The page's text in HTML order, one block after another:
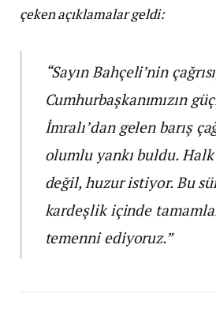
çeken açıklamalar geldi:
“Sayın Bahçeli’nin
Cumhurbaşkanımızın
İmralı’dan gelen barış
olumlu yankı buldu.
değil, huzur istiyor. Bu
kardeşlik içinde
temenni ediyoruz.”